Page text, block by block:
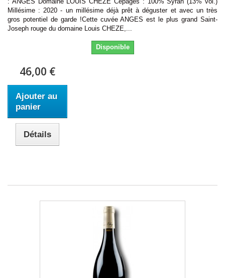
Millésime : 2020 - un millésime déjà prêt à déguster et avec un très
gros potentiel de garde !Cette cuvée ANGES est le plus grand Saint-
Joseph rouge du domaine Louis CHEZE,...
Disponible
46,00 €
Ajouter au
panier
Détails